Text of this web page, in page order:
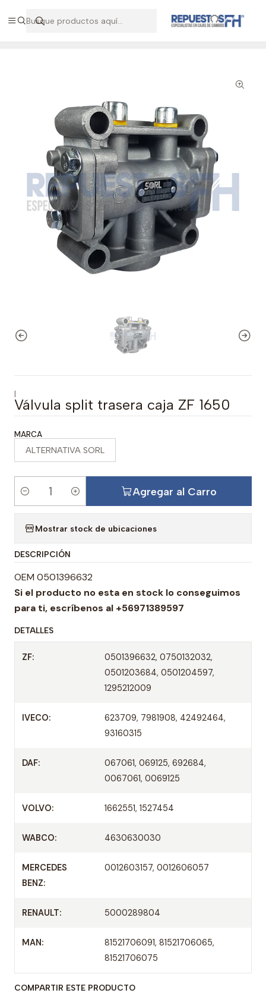
Hablemos por WhatsApp +56 9 7138 9597 / +56 9 8500 2568
|
Válvula split trasera caja ZF 1650
MARCA
ALTERNATIVA SORL
i
d
a
d
Agregar al Carro
Mostrar stock de ubicaciones
DESCRIPCIÓN
OEM 0501396632
Si el producto no esta en stock lo conseguimos
para ti, escríbenos al +56971389597
DETALLES
ZF:
0501396632, 0750132032,
0501203684, 0501204597,
1295212009
IVECO:
623709, 7981908, 42492464,
93160315
DAF:
067061, 069125, 692684,
0067061, 0069125
VOLVO: 1662551, 1527454
WABCO: 4630630030
MERCEDES
BENZ:
0012603157, 0012606057
RENAULT: 5000289804
MAN:
81521706091, 81521706065,
81521706075
COMPARTIR ESTE PRODUCTO